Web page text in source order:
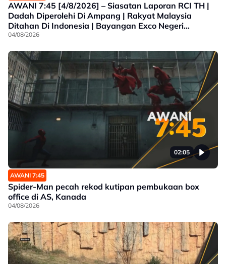
AWANI 7:45 [4/8/2026] – Siasatan Laporan RCI TH |
Dadah Diperolehi Di Ampang | Rakyat Malaysia
Ditahan Di Indonesia | Bayangan Exco Negeri
Sembilan
04/08/2026
02:05
AWANI 7:45
Spider-Man pecah rekod kutipan pembukaan box
office di AS, Kanada
04/08/2026